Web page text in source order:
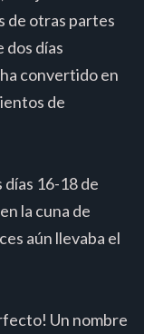
de otras partes
dos días
convertido en
de
días 16-18 de
la cuna de
aún llevaba el
Un nombre